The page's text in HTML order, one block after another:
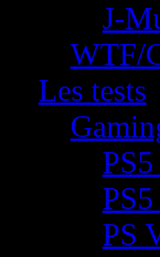
J-
WTF/
Les tests
PS5
PS